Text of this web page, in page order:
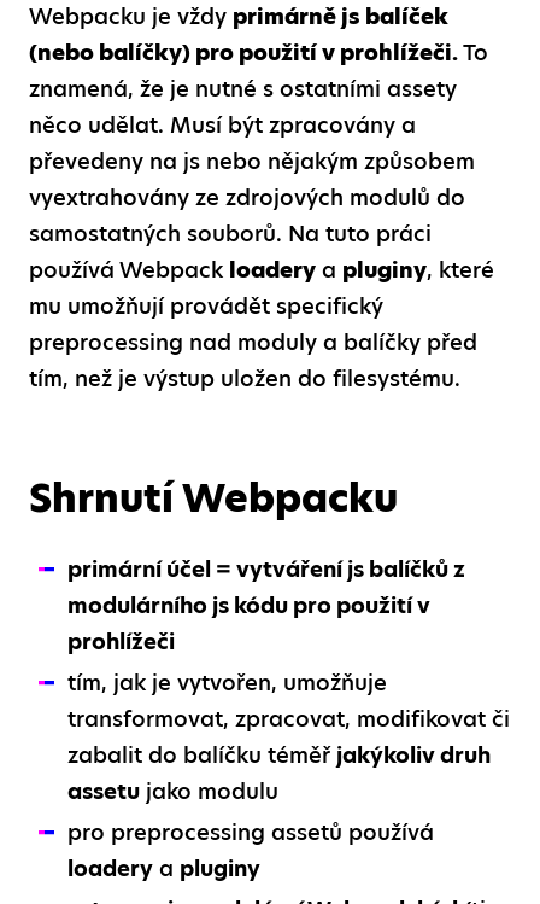
Webpacku je vždy primárně js balíček
(nebo balíčky) pro použití v prohlížeči.To
znamená, že je nutné s ostatními assety
něco udělat. Musí být zpracovány a
převedeny na js nebo nějakým způsobem
vyextrahovány ze zdrojových modulů do
samostatných souborů. Na tuto práci
používá Webpack loadery a pluginy, které
mu umožňují provádět specifický
preprocessing nad moduly a balíčky před
tím, než je výstup uložen do filesystému.
Shrnutí Webpacku
primární účel = vytváření js balíčků z
modulárního js kódu pro použití v
prohlížeči
tím, jak je vytvořen, umožňuje
transformovat, zpracovat, modifikovat či
zabalit do balíčku téměř jakýkoliv druh
assetu jako modulu
pro preprocessing assetů používá
loadery a pluginy